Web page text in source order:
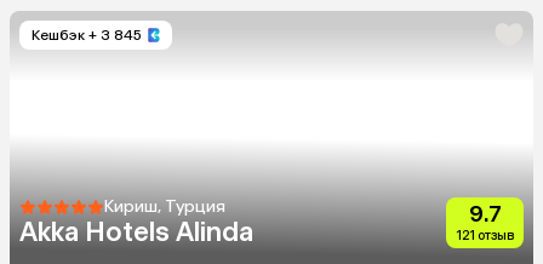
Кешбэк + 3 845
Кириш, Турция
Akka Hotels Alinda
9.7
121 отзыв